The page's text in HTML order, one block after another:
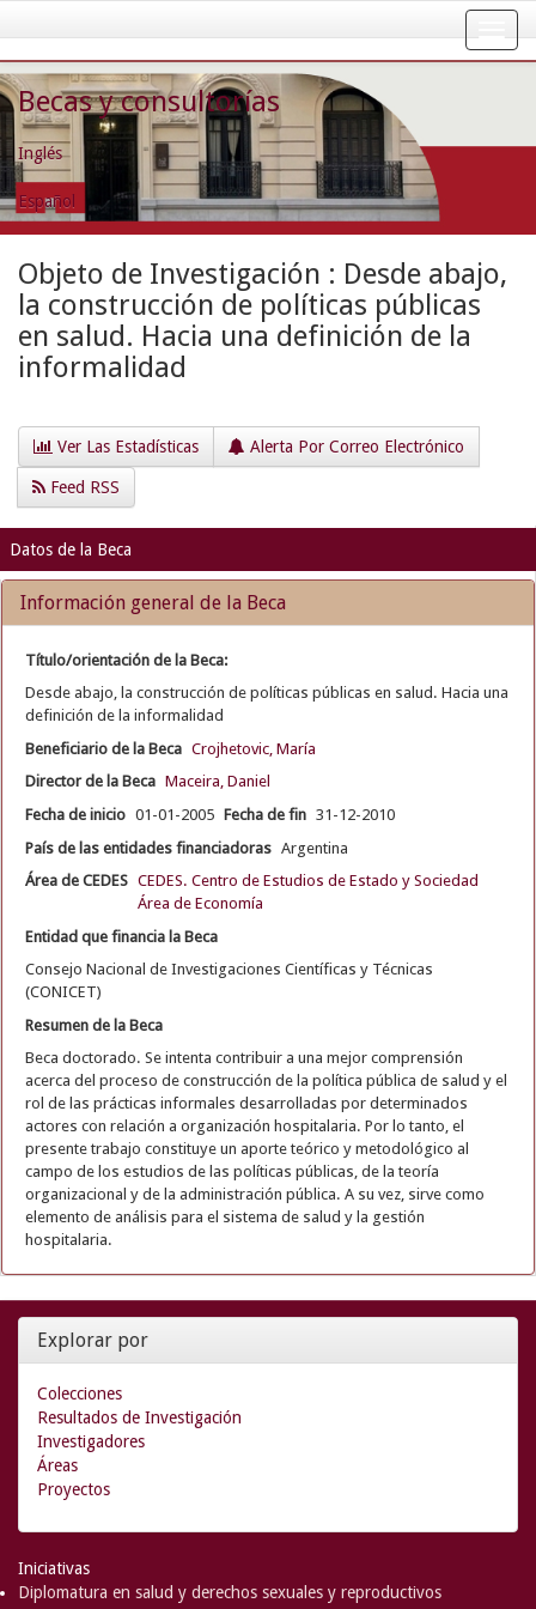
navigation
Becas y consultorías
Inglés
Español
Objeto de Investigación : Desde abajo,
la construcción de políticas públicas
en salud. Hacia una definición de la
informalidad
Ver Las Estadísticas Alerta Por Correo Electrónico
Feed RSS
Datos de la Beca
Información general de la Beca
Título/orientación de la Beca:
Desde abajo, la construcción de políticas públicas en salud. Hacia una
definición de la informalidad
Beneficiario de la Beca Crojhetovic, María
Director de la Beca Maceira, Daniel
Fecha de inicio 01-01-2005 Fecha de fin 31-12-2010
País de las entidades financiadoras Argentina
Área de CEDES CEDES. Centro de Estudios de Estado y Sociedad
Área de Economía
Entidad que financia la Beca
Consejo Nacional de Investigaciones Científicas y Técnicas
(CONICET)
Resumen de la Beca
Beca doctorado. Se intenta contribuir a una mejor comprensión
acerca del proceso de construcción de la política pública de salud y el
rol de las prácticas informales desarrolladas por determinados
actores con relación a organización hospitalaria. Por lo tanto, el
presente trabajo constituye un aporte teórico y metodológico al
campo de los estudios de las políticas públicas, de la teoría
organizacional y de la administración pública. A su vez, sirve como
elemento de análisis para el sistema de salud y la gestión
hospitalaria.
Explorar por
Colecciones
Resultados de Investigación
Investigadores
Áreas
Proyectos
Iniciativas
Diplomatura en salud y derechos sexuales y reproductivos